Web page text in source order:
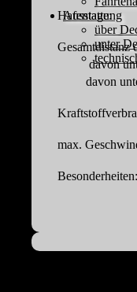
Ausstattung
über
unter
Hafentage:
Gesamtdistanz
davon
davon
max.
Besonderheiten: